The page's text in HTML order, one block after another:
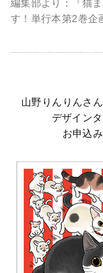
編集部より：『猫
す！単行本第2巻企
山野りんりんさ
デザイン
お申込